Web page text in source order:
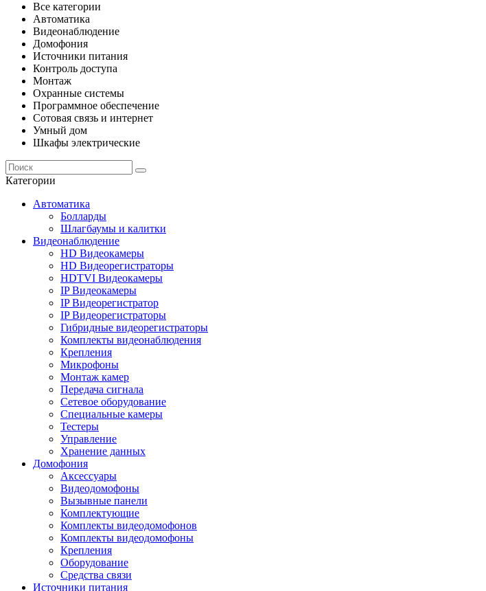
Все категории
Автоматика
Видеонаблюдение
Домофония
Источники питания
Контроль доступа
Монтаж
Охранные системы
Программное обеспечение
Сотовая связь и интернет
Умный дом
Шкафы электрические
Категории
Автоматика
Болларды
Шлагбаумы и калитки
Видеонаблюдение
HD Видеокамеры
HD Видеорегистраторы
HDTVI Видеокамеры
IP Видеокамеры
IP Видеорегистратор
IP Видеорегистраторы
Гибридные видеорегистраторы
Комплекты видеонаблюдения
Крепления
Микрофоны
Монтаж камер
Передача сигнала
Сетевое оборудование
Специальные камеры
Тестеры
Управление
Хранение данных
Домофония
Аксессуары
Видеодомофоны
Вызывные панели
Комплектующие
Комплекты видеодомофонов
Комплекты видеодомофоны
Крепления
Оборудование
Средства связи
Источники питания